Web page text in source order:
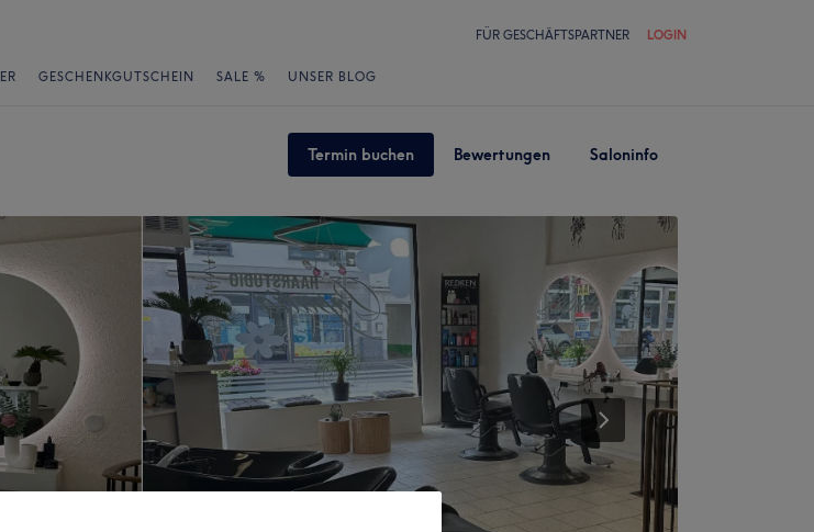
FÜR GESCHÄFTSPARTNER LOGIN
GESCHENKGUTSCHEIN SALE % UNSER BLOG
Termin buchen Bewertungen Saloninfo